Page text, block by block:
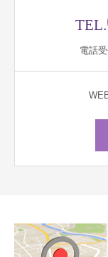
TEL.
電話